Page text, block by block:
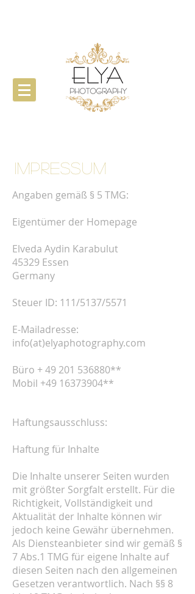
Impressum
Angaben gemäß § 5 TMG:
Eigentümer der Homepage
Elveda Aydin Karabulut
45329 Essen
Germany
Steuer ID: 111/5137/5571
E-Mailadresse:
info(at)elyaphotography.com
Büro +49 201 536880**
Mobil +49 16373904**
Haftungsausschluss:
Haftung für Inhalte
Die Inhalte unserer Seiten wurden
mit größter Sorgfalt erstellt. Für die
Richtigkeit, Vollständigkeit und
Aktualität der Inhalte können wir
jedoch keine Gewähr übernehmen.
Als Diensteanbieter sind wir gemäß §
7 Abs.1 TMG für eigene Inhalte auf
diesen Seiten nach den allgemeinen
Gesetzen verantwortlich. Nach §§ 8